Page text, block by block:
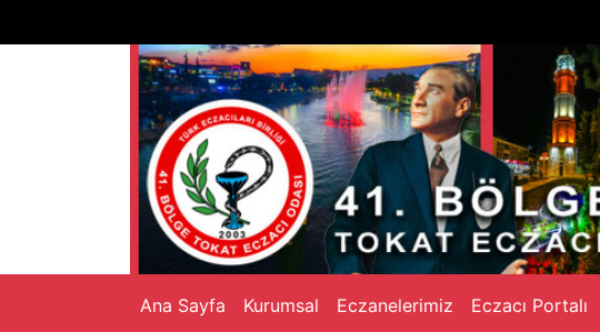
Ana Sayfa Kurumsal Eczanelerimiz Eczacı Portalı